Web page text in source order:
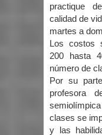
practique
calidad de
martes a
Los costos
200 hasta
número de
Por su
profesora
clases se
y las